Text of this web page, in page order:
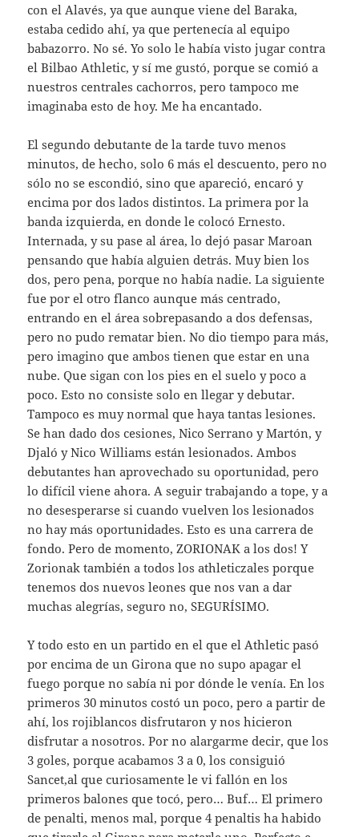
con el Alavés, ya que aunque viene del Baraka,
estaba cedido ahí, ya que pertenecía al equipo
babazorro. No sé. Yo solo le había visto jugar contra
el Bilbao Athletic, y sí me gustó, porque se comió a
nuestros centrales cachorros, pero tampoco me
imaginaba esto de hoy. Me ha encantado.
El segundo debutante de la tarde tuvo menos
minutos, de hecho, solo 6 más el descuento, pero no
sólo no se escondió, sino que apareció, encaró y
encima por dos lados distintos. La primera por la
banda izquierda, en donde le colocó Ernesto.
Internada, y su pase al área, lo dejó pasar Maroan
pensando que había alguien detrás. Muy bien los
dos, pero pena, porque no había nadie. La siguiente
fue por el otro flanco aunque más centrado,
entrando en el área sobrepasando a dos defensas,
pero no pudo rematar bien. No dio tiempo para más,
pero imagino que ambos tienen que estar en una
nube. Que sigan con los pies en el suelo y poco a
poco. Esto no consiste solo en llegar y debutar.
Tampoco es muy normal que haya tantas lesiones.
Se han dado dos cesiones, Nico Serrano y Martón, y
Djaló y Nico Williams están lesionados. Ambos
debutantes han aprovechado su oportunidad, pero
lo difícil viene ahora. A seguir trabajando a tope, y a
no desesperarse si cuando vuelven los lesionados
no hay más oportunidades. Esto es una carrera de
fondo. Pero de momento, ZORIONAK a los dos! Y
Zorionak también a todos los athleticzales porque
tenemos dos nuevos leones que nos van a dar
muchas alegrías, seguro no, SEGURÍSIMO.
Y todo esto en un partido en el que el Athletic pasó
por encima de un Girona que no supo apagar el
fuego porque no sabía ni por dónde le venía. En los
primeros 30 minutos costó un poco, pero a partir de
ahí, los rojiblancos disfrutaron y nos hicieron
disfrutar a nosotros. Por no alargarme decir, que los
3 goles, porque acabamos 3 a 0, los consiguió
Sancet,al que curiosamente le vi fallón en los
primeros balones que tocó, pero… Buf… El primero
de penalti, menos mal, porque 4 penaltis ha habido